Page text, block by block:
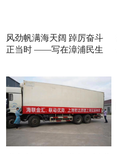
风劲帆满海天阔 踔厉奋斗
正当时 ——写在漳浦民生